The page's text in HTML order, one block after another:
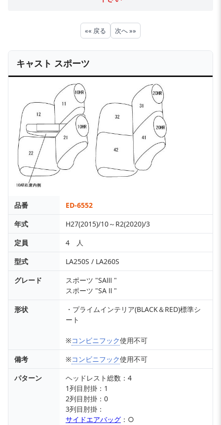
«« 戻る 次へ »»
キャスト スポーツ
品番
ED-6552
年式
H27(2015)/10～R2(2020)/3
定員
4 人
型式
LA250S / LA260S
グレード
スポーツ "SAⅢ "
スポーツ "SA Ⅱ "
形状
・プライムインテリア(BLACK＆RED)標準シ
ート
※コンビニフック使用不可
備考
※コンビニフック使用不可
パターン
ヘッドレスト総数：4
1列目肘掛：1
2列目肘掛：0
3列目肘掛：
サイドエアバッグ ：○